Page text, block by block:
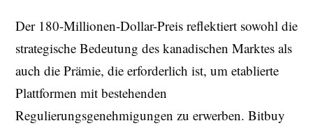
Der 180-Millionen-Dollar-Preis reflektiert sowohl die
strategische Bedeutung des kanadischen Marktes als
auch die Prämie, die erforderlich ist, um etablierte
Plattformen mit bestehenden
Regulierungsgenehmigungen zu erwerben. Bitbuy